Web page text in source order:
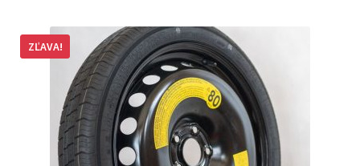
ZĽAVA!